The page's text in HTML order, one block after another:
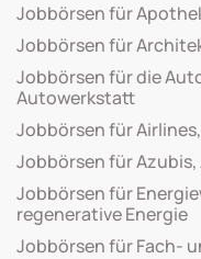
Jobbörsen für
Jobbörsen für
Jobbörsen für die
Autowerkstatt
Jobbörsen für
Jobbörsen für
Jobbörsen für
regenerative Energie
Jobbörsen für Fach-